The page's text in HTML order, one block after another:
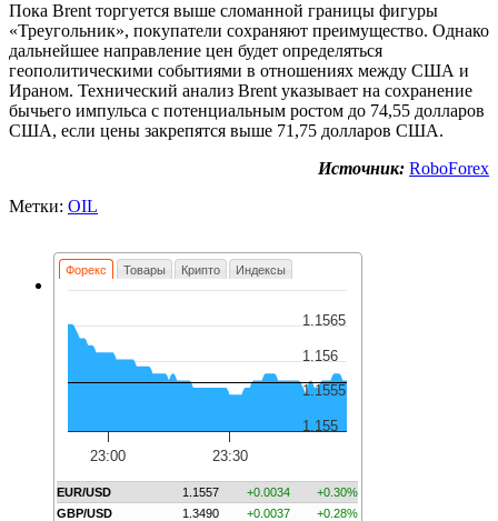
Пока Brent торгуется выше сломанной границы фигуры
«Треугольник», покупатели сохраняют преимущество. Однако
дальнейшее направление цен будет определяться
геополитическими событиями в отношениях между США и
Ираном. Технический анализ Brent указывает на сохранение
бычьего импульса с потенциальным ростом до 74,55 долларов
США, если цены закрепятся выше 71,75 долларов США.
Источник: RoboForex
Метки: OIL
Форекс Товары Крипто Индексы
23:00 23:30
1.155
1.1555
1.156
1.1565
EUR/USD 1.1557 +0.0034
+0.30%
GBP/USD
1.3490 +0.0037
+0.28%